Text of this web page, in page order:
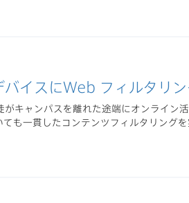
イスにWeb フィルタリ
キャンパスを離れた途端にオンライン
も一貫したコンテンツフィルタリングを